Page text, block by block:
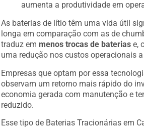
aumenta a produtividade em
As baterias de lítio têm uma vida útil
longa em comparação com as de
traduz em menos trocas de baterias e,
uma redução nos custos operacionais
Empresas que optam por essa
observam um retorno mais rápido do
economia gerada com manutenção e
reduzido.
Esse tipo de Baterias Tracionárias em